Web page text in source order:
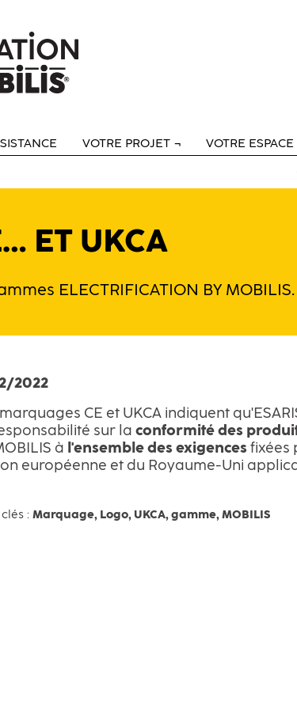
VOTRE PROJET VOTRE
ET UKCA
ELECTRIFICATION BY MOBILIS.
2022
CE et UKCA indiquent
sur la conformité des
à l'ensemble des exigences fixées
européenne et du Royaume-Uni
: Marquage, Logo, UKCA, gamme, MOBILIS